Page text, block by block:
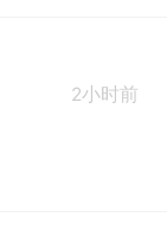
2小时前